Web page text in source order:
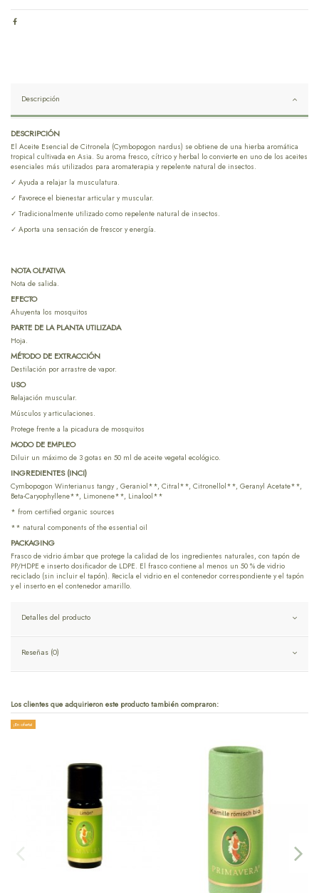
Descripción
DESCRIPCIÓN
El Aceite Esencial de Citronela (Cymbopogon nardus) se obtiene de una hierba aromática
tropical cultivada en Asia. Su aroma fresco, cítrico y herbal lo convierte en uno de los aceites
esenciales más utilizados para aromaterapia y repelente natural de insectos.
✓ Ayuda a relajar la musculatura.
✓ Favorece el bienestar articular y muscular.
✓ Tradicionalmente utilizado como repelente natural de insectos.
✓ Aporta una sensación de frescor y energía.
NOTA OLFATIVA
Nota de salida.
EFECTO
Ahuyenta los mosquitos
PARTE DE LA PLANTA UTILIZADA
Hoja.
MÉTODO DE EXTRACCIÓN
Destilación por arrastre de vapor.
USO
Relajación muscular.
Músculos y articulaciones.
Protege frente a la picadura de mosquitos
MODO DE EMPLEO
Diluir un máximo de 3 gotas en 50 ml de aceite vegetal ecológico.
INGREDIENTES (INCI)
Cymbopogon Winterianus tangy , Geraniol**, Citral**, Citronellol**, Geranyl Acetate**,
Beta-Caryophyllene**, Limonene**, Linalool**
* from certified organic sources
** natural components of the essential oil
PACKAGING
Frasco de vidrio ámbar que protege la calidad de los ingredientes naturales, con tapón de
PP/HDPE e inserto dosificador de LDPE. El frasco contiene al menos un 50 % de vidrio
reciclado (sin incluir el tapón). Recicla el vidrio en el contenedor correspondiente y el tapón
y el inserto en el contenedor amarillo.
Detalles del producto
Reseñas (0)
Los clientes que adquirieron este producto también compraron:
¡En oferta!